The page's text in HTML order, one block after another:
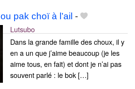
pak choï à l’ail -
Lutsubo
Dans la grande famille des choux, il y
en a un que j’aime beaucoup (je les
aime tous, en fait) et dont je n’ai pas
souvent parlé : le bok […]